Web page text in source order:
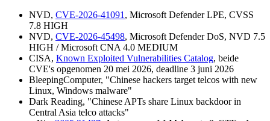
NVD, CVE-2026-41091 , Microsoft Defender LPE, CVSS
7.8 HIGH
NVD, CVE-2026-45498, Microsoft Defender DoS, NVD 7.5
HIGH / Microsoft CNA 4.0 MEDIUM
CISA, Known Exploited Vulnerabilities Catalog, beide
CVE's opgenomen 20 mei 2026, deadline 3 juni 2026
BleepingComputer, "Chinese hackers target telcos with new
Linux, Windows malware"
Dark Reading, "Chinese APTs share Linux backdoor in
Central Asia telco attacks"